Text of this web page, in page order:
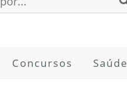
Concursos Saúde